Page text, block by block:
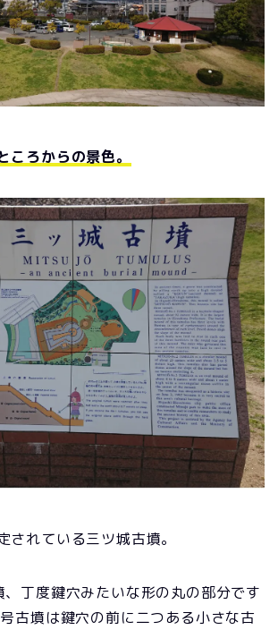
ころからの景色。
されている三ツ城古墳。
丁度鍵穴みたいな形の丸の部分です
古墳は鍵穴の前に二つある小さな古